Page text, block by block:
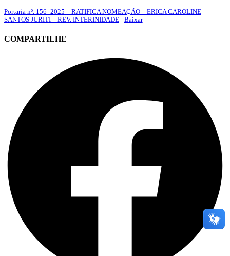
Portaria nº. 156_2025 – RATIFICA NOMEAÇÃO – ERICA CAROLINE
SANTOS JURITI – REV. INTERINIDADE
Baixar
COMPARTILHE